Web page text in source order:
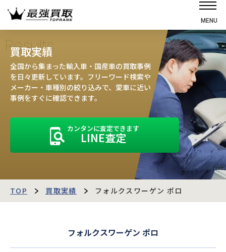
MENU
選ばれる理由
高価買取の仕組み
売却の流れ
お客様の声
運営会社
最強買取マガジン
Results
買取実績
全国から集まった輸入車・国産車の買取事例
を日々更新しています。フリーワード検索や
メーカー・車種別の絞り込みで、愛車に近い
事例をすぐに確認できます。
カンタンに査定できます
LINE査定
TOP 買取実績 フォルクスワーゲン ポロ
フォルクスワーゲン ポロ